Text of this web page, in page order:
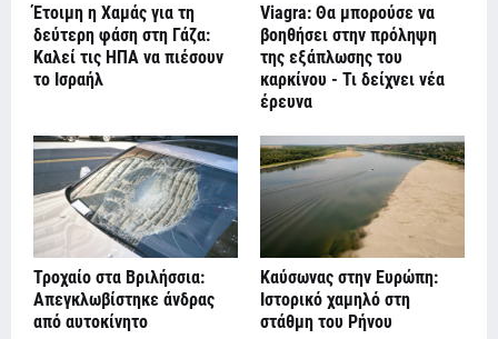
Έτοιμη η Χαμάς για τη
δεύτερη φάση στη Γάζα:
Καλεί τις ΗΠΑ να πιέσουν
το Ισραήλ
Viagra: Θα μπορούσε να
βοηθήσει στην πρόληψη
της εξάπλωσης του
καρκίνου - Τι δείχνει νέα
έρευνα
Τροχαίο στα Βριλήσσια:
Απεγκλωβίστηκε άνδρας
από αυτοκίνητο
Καύσωνας στην Ευρώπη:
Ιστορικό χαμηλό στη
στάθμη του Ρήνου